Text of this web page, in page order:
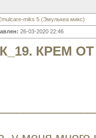
miks 5 (Эмулькеа микс)
26-03-2020 22:46
КРЕМ